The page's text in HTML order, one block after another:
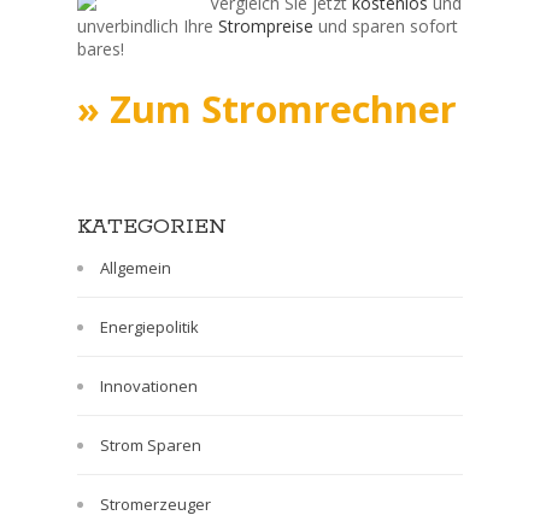
unverbindlich Ihre Strompreise und sparen sofort
bares!
» Zum Stromrechner
KATEGORIEN
Allgemein
Energiepolitik
Innovationen
Strom Sparen
Stromerzeuger